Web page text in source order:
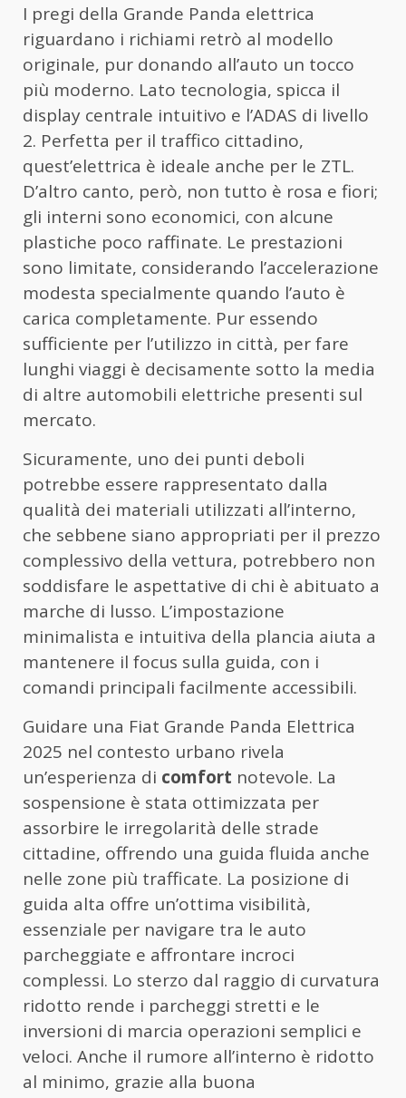
I pregi della Grande Panda elettrica
riguardano i richiami retrò al modello
originale, pur donando all’auto un tocco
più moderno. Lato tecnologia, spicca il
display centrale intuitivo e l’ADAS di livello
2. Perfetta per il traffico cittadino,
quest’elettrica è ideale anche per le ZTL.
D’altro canto, però, non tutto è rosa e fiori;
gli interni sono economici, con alcune
plastiche poco raffinate. Le prestazioni
sono limitate, considerando l’accelerazione
modesta specialmente quando l’auto è
carica completamente. Pur essendo
sufficiente per l’utilizzo in città, per fare
lunghi viaggi è decisamente sotto la media
di altre automobili elettriche presenti sul
mercato.
Sicuramente, uno dei punti deboli
potrebbe essere rappresentato dalla
qualità dei materiali utilizzati all’interno,
che sebbene siano appropriati per il prezzo
complessivo della vettura, potrebbero non
soddisfare le aspettative di chi è abituato a
marche di lusso. L’impostazione
minimalista e intuitiva della plancia aiuta a
mantenere il focus sulla guida, con i
comandi principali facilmente accessibili.
Guidare una Fiat Grande Panda Elettrica
2025 nel contesto urbano rivela
un’esperienza di comfort notevole. La
sospensione è stata ottimizzata per
assorbire le irregolarità delle strade
cittadine, offrendo una guida fluida anche
nelle zone più trafficate. La posizione di
guida alta offre un’ottima visibilità,
essenziale per navigare tra le auto
parcheggiate e affrontare incroci
complessi. Lo sterzo dal raggio di curvatura
ridotto rende i parcheggi stretti e le
inversioni di marcia operazioni semplici e
veloci. Anche il rumore all’interno è ridotto
al minimo, grazie alla buona